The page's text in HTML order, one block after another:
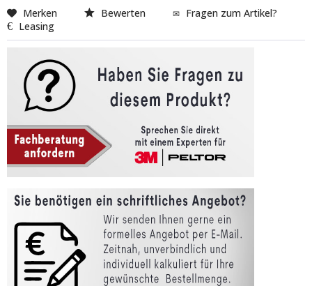
Merken Bewerten
Fragen zum Artikel?
Leasing